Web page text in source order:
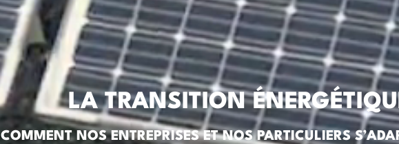
LA TRANSITION
COMMENT NOS ENTREPRISES ET NOS PARTICULIERS